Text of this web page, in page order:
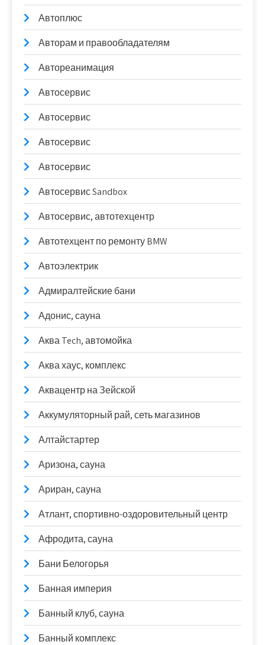
Автоплюс
Авторам и правообладателям
Автореанимация
Автосервис
Автосервис
Автосервис
Автосервис
Автосервис Sandbox
Автосервис, автотехцентр
Автотехцент по ремонту BMW
Автоэлектрик
Адмиралтейские бани
Адонис, сауна
Аква Tech, автомойка
Аква хаус, комплекс
Аквацентр на Зейской
Аккумуляторный рай, сеть магазинов
Алтайстартер
Аризона, сауна
Ариран, сауна
Атлант, спортивно-оздоровительный центр
Афродита, сауна
Бани Белогорья
Банная империя
Банный клуб, сауна
Банный комплекс